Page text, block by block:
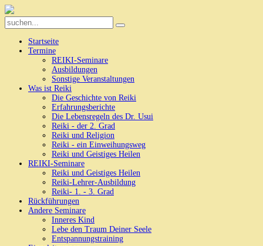
Startseite
Termine
REIKI-Seminare
Ausbildungen
Sonstige Veranstaltungen
Was ist Reiki
Die Geschichte von Reiki
Erfahrungsberichte
Die Lebensregeln des Dr. Usui
Reiki - der 2. Grad
Reiki und Religion
Reiki - ein Einweihungsweg
Reiki und Geistiges Heilen
REIKI-Seminare
Reiki und Geistiges Heilen
Reiki-Lehrer-Ausbildung
Reiki- 1. - 3. Grad
Rückführungen
Andere Seminare
Inneres Kind
Lebe den Traum Deiner Seele
Entspannungstraining